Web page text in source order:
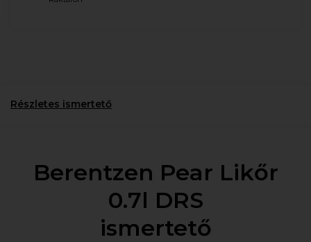
Részletes ismertető
Berentzen Pear Likőr
0.7l DRS
ismertető